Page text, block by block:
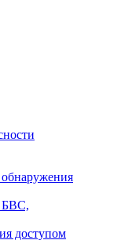
БВС,
доступом